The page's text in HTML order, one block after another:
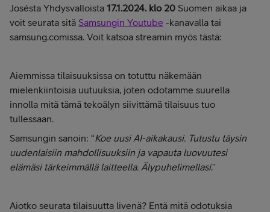
Josésta Yhdysvalloista 17.1.2024. klo 20 Suomen aikaa ja
voit seurata sitä Samsungin Youtube -kanavalla tai
samsung.comissa. Voit katsoa streamin myös tästä:
Aiemmissa tilaisuuksissa on totuttu näkemään
mielenkiintoisia uutuuksia, joten odotamme suurella
innolla mitä tämä tekoälyn siivittämä tilaisuus tuo
tullessaan.
Samsungin sanoin: “Koe uusi AI-aikakausi. Tutustu täysin
uudenlaisiin mahdollisuuksiin ja vapauta luovuutesi
elämäsi tärkeimmällä laitteella. Älypuhelimellasi.”
Aiotko seurata tilaisuutta livenä? Entä mitä odotuksia